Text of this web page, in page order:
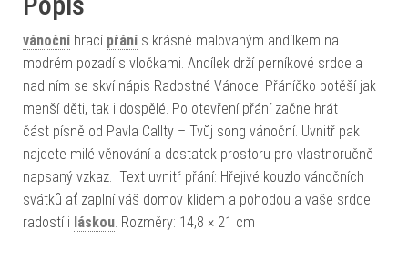
vánočníhrací přánís krásně malovaným andílkem na
modrém pozadí s vločkami. Andílek drží perníkové srdce a
nad ním se skví nápis Radostné Vánoce. Přáníčko potěší jak
menší děti, tak i dospělé. Po otevření přání začne hrát
část písně od Pavla Callty – Tvůj song vánoční. Uvnitř pak
najdete milé věnování a dostatek prostoru pro vlastnoručně
napsaný vzkaz. Text uvnitř přání: Hřejivé kouzlo vánočních
svátků ať zaplní váš domov klidem a pohodou a vaše srdce
radostí i láskou . Rozměry: 14,8 × 21 cm